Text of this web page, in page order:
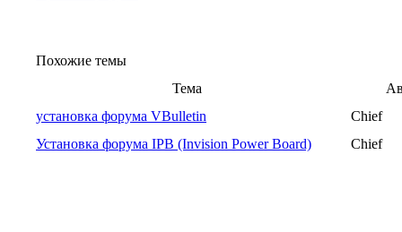
Похожие темы
Тема
установка форума VBulletin
Chief
Установка форума IPB (Invision Power Board)
Chief